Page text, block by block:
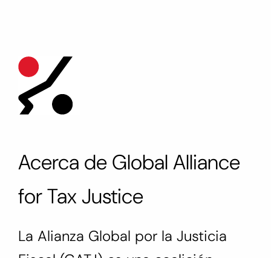
Acerca de Global Alliance
for Tax Justice
La Alianza Global por la Justicia